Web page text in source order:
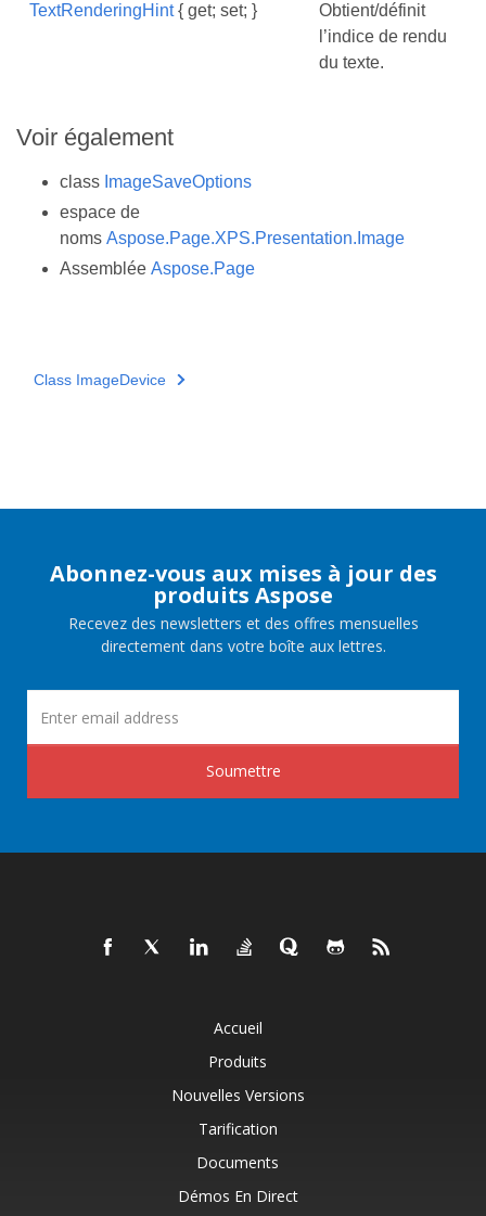
TextRenderingHint{ get; set; }
Obtient/définit
l’indice de rendu
du texte.
Voir également
class ImageSaveOptions
espace de
noms Aspose.Page.XPS.Presentation.Image
Assemblée Aspose.Page
Class ImageDevice
Abonnez-vous aux mises à jour des
produits Aspose
Recevez des newsletters et des offres mensuelles
directement dans votre boîte aux lettres.
Soumettre
Accueil
Produits
Nouvelles Versions
Tarification
Documents
Démos En Direct